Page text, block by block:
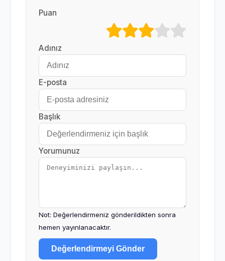
Puan
Adınız
E-posta
Başlık
Yorumunuz
Not: Değerlendirmeniz gönderildikten sonra
hemen yayınlanacaktır.
Değerlendirmeyi Gönder